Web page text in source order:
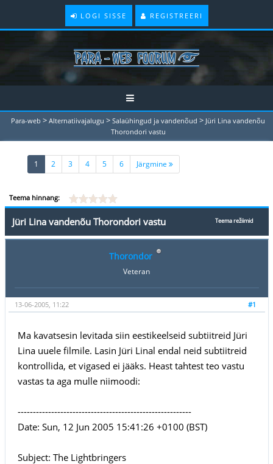
LOGI SISSE REGISTREERI
Para-web > Alternatiivajalugu > Salaühingud ja vandenõud > Jüri Lina vandenõu
Thorondori vastu
1 (current)
2 3 4 5 6 Järgmine
Teema hinnang:
Teema režiimid
Jüri Lina vandenõu Thorondori vastu
Thorondor
Veteran
#1
13-06-2005, 11:22
Ma kavatsesin levitada siin eestikeelseid subtiitreid Jüri
Lina uuele filmile. Lasin Jüri Linal endal neid subtiitreid
kontrollida, et vigased ei jääks. Heast tahtest teo vastu
vastas ta aga mulle niimoodi:
---------------------------------------------------------
Date: Sun, 12 Jun 2005 15:41:26 +0100 (BST)
Subject: The Lightbringers